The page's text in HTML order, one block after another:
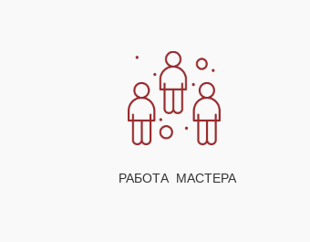
РАБОТА МАСТЕРА